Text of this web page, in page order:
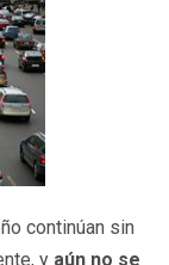
continúan sin
y aún no se